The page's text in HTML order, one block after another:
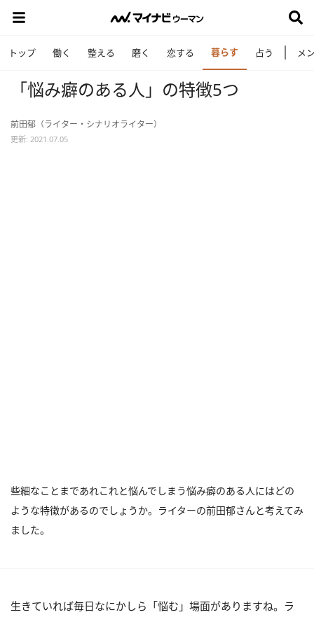
トップ 働く 整える 磨く 恋する 暮らす 占う メ
「悩み癖のある人」の特徴5つ
前田郁（ライター・シナリオライター）
更新: 2021.07.05
些細なことまであれこれと悩んでしまう悩み癖のある人にはどの
ような特徴があるのでしょうか。ライターの前田郁さんと考えてみ
ました。
生きていれば毎日なにかしら「悩む」場面がありますね。ラ